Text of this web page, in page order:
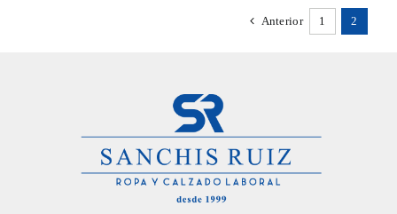
opciones
se
pueden
Anterior 1 2